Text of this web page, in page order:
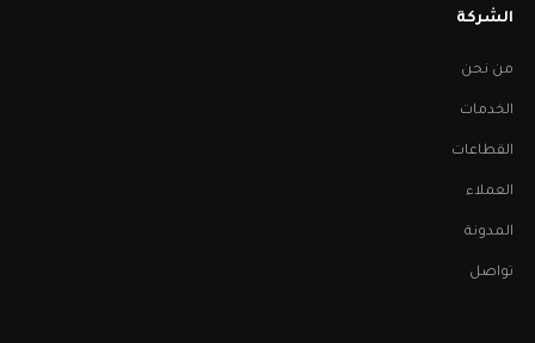
الشركة
من نحن
الخدمات
القطاعات
العملاء
المدونة
تواصل